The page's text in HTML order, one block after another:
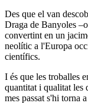
Des que el van
Draga de Banyoles
convertint en un
neolític a l'Europa
científics.
I és que les troballes
quantitat i qualitat les
mes passat s'hi torna